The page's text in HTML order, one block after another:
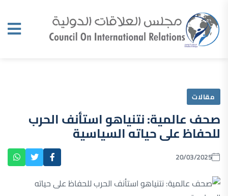
مقالات
صحف عالمية: نتنياهو استأنف الحرب
للحفاظ على حياته السياسية
20/03/2025